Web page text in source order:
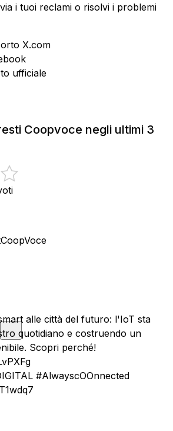
i tuoi reclami o risolvi i problemi
X.com
ufficiale
Coopvoce negli ultimi 3
alle città del futuro: l'IoT sta
quotidiano e costruendo un
Scopri perché!
#AlwayscOOnnected